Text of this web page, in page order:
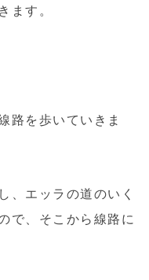
ます。
路を歩いていきま
、エッラの道のいく
で、そこから線路に